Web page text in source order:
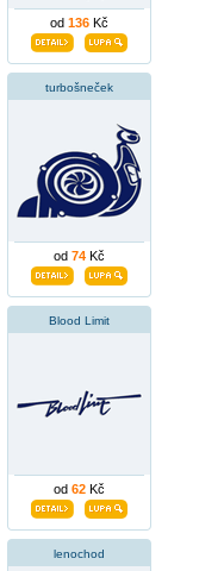
od 136 Kč
turbošneček
od 74 Kč
Blood Limit
od 62 Kč
lenochod